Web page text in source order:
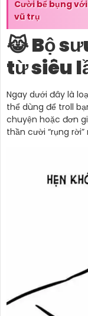
Cười bể bụng
vũ trụ
😹 Bộ
từ siêu
Ngay dưới đây là
thể dùng để troll
chuyện hoặc đơn
thần cười “rụng rời”